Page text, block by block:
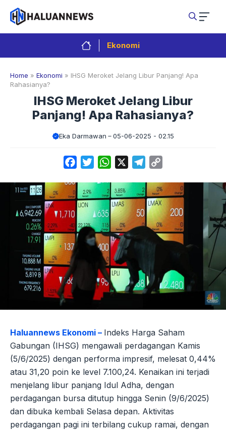
Langsung
isi
Ekonomi
Home » Ekonomi » IHSG Meroket Jelang Libur Panjang! Apa
Rahasianya?
IHSG Meroket Jelang Libur
Panjang! Apa Rahasianya?
Eka Darmawan 05-06-2025 - 02.15
FacebookTwitterWhatsApp Telegram
Haluannews Ekonomi – Indeks Harga Saham
Gabungan (IHSG) mengawali perdagangan Kamis
(5/6/2025) dengan performa impresif, melesat 0,44%
atau 31,20 poin ke level 7.100,24. Kenaikan ini terjadi
menjelang libur panjang Idul Adha, dengan
perdagangan bursa ditutup hingga Senin (9/6/2025)
dan dibuka kembali Selasa depan. Aktivitas
perdagangan pagi ini terbilang cukup ramai, dengan